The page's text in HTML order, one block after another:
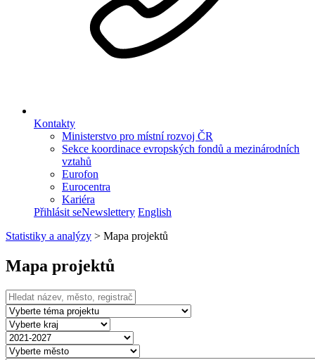
Kontakty
Ministerstvo pro místní rozvoj ČR
Sekce koordinace evropských fondů a mezinárodních
vztahů
Eurofon
Eurocentra
Kariéra
Přihlásit seNewslettery English
Statistiky a analýzy > Mapa projektů
Mapa projektů